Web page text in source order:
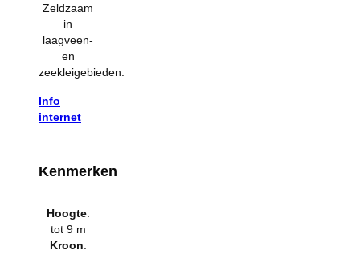
Zeldzaam
in
laagveen-
en
zeekleigebieden.
Info
internet
Kenmerken
Hoogte:
tot 9 m
Kroon: